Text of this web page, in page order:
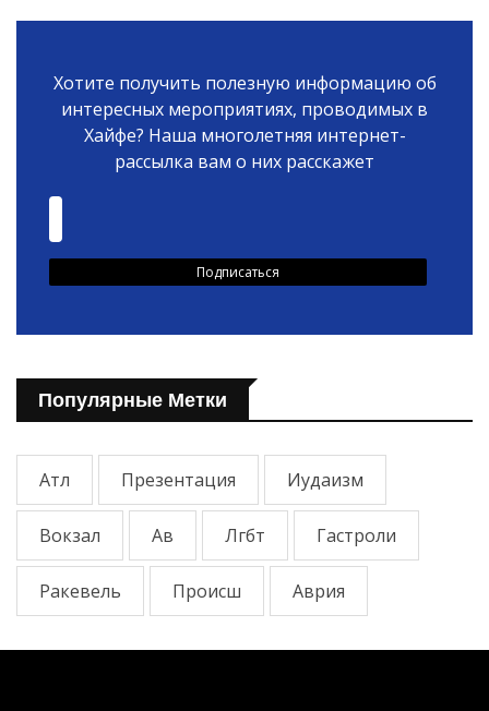
Хотите получить полезную информацию об
интересных мероприятиях, проводимых в
Хайфе? Наша многолетняя интернет-
рассылка вам о них расскажет
Популярные Метки
Атл Презентация Иудаизм
Вокзал Ав Лгбт Гастроли
Ракевель Происш Аврия